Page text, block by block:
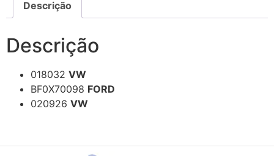
Descrição
Descrição
018032 VW
BF0X70098 FORD
020926 VW